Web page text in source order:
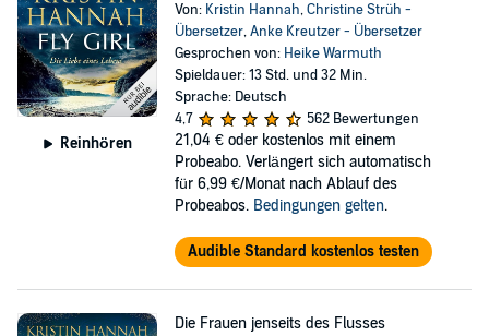
Reinhören
Von: Kristin Hannah,Christine Strüh -
Übersetzer,Anke Kreutzer - Übersetzer
Gesprochen von: Heike Warmuth
Spieldauer: 13 Std. und 32 Min.
Sprache: Deutsch
4,7
562 Bewertungen
21,04 € oder kostenlos mit einem
Probeabo. Verlängert sich automatisch
für 6,99 €/Monat nach Ablauf des
Probeabos. Bedingungen gelten.
Audible Standard kostenlos testen
Die Frauen jenseits des Flusses